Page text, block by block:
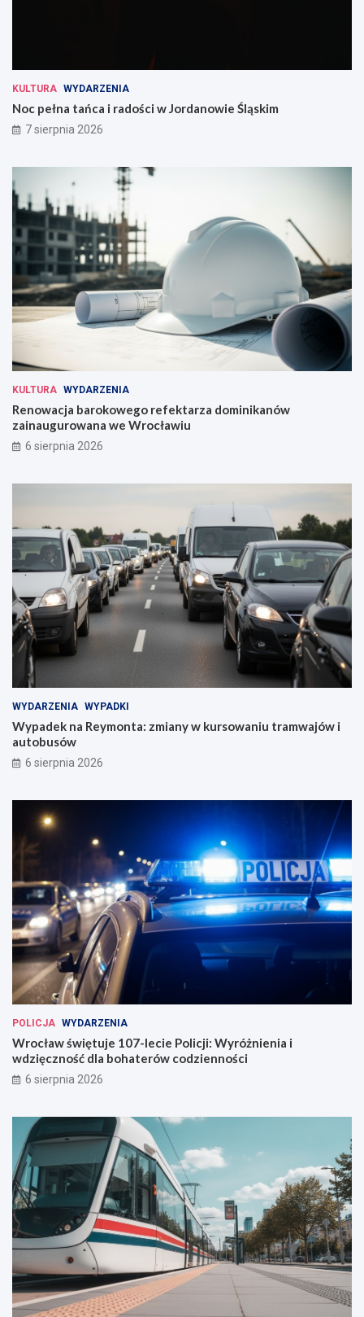
KULTURA WYDARZENIA
Noc pełna tańca i radości w Jordanowie Śląskim
7 sierpnia 2026
KULTURA WYDARZENIA
Renowacja barokowego refektarza dominikanów
zainaugurowana we Wrocławiu
6 sierpnia 2026
WYDARZENIA WYPADKI
Wypadek na Reymonta: zmiany w kursowaniu tramwajów i
autobusów
6 sierpnia 2026
POLICJA WYDARZENIA
Wrocław świętuje 107-lecie Policji: Wyróżnienia i
wdzięczność dla bohaterów codzienności
6 sierpnia 2026